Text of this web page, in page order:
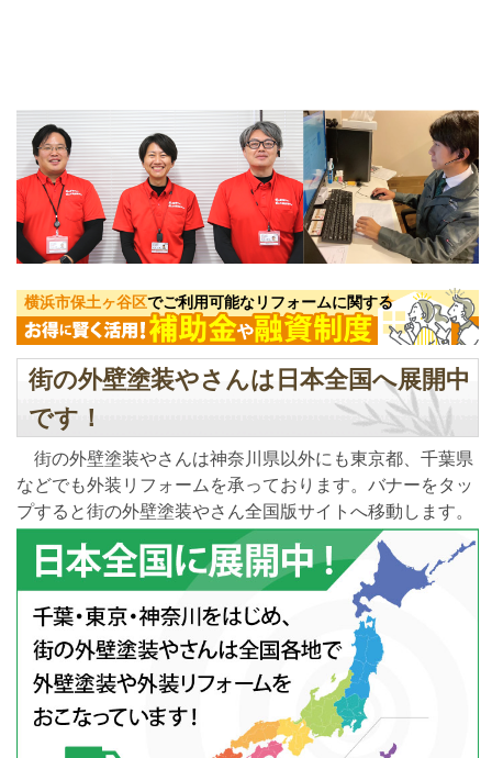
横浜市保土ヶ谷区でご利用可能なリフォームに関する
街の外壁塗装やさんは日本全国へ展開中
です！
街の外壁塗装やさんは神奈川県以外にも東京都、千葉県
などでも外装リフォームを承っております。バナーをタッ
プすると街の外壁塗装やさん全国版サイトへ移動します。